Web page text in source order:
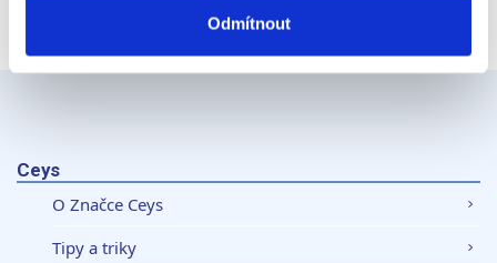
Svůj souhlas můžete kdykoliv změnit nebo odvolat v
části Prohlášení o souborech cookie.
soubory cookie. Informace o tom, jak náš web používáte,
analýzy. Partneři tyto údaje mohou zkombinovat s
dalšími informacemi, které jste jim poskytli nebo které
Odmítnout
Ceys
O Značce Ceys
Tipy a triky